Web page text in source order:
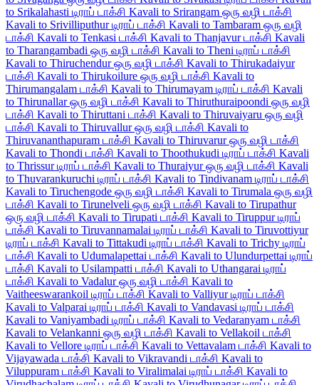
to Srikalahasti டிராப் டாக்சி Kavali to Srirangam ஒரு வழி டாக்சி
Kavali to Srivilliputhur டிராப் டாக்சி Kavali to Tambaram ஒரு வழி
டாக்சி Kavali to Tenkasi டாக்சி Kavali to Thanjavur டாக்சி Kavali
to Tharangambadi ஒரு வழி டாக்சி Kavali to Theni டிராப் டாக்சி
Kavali to Thiruchendur ஒரு வழி டாக்சி Kavali to Thirukadaiyur
டாக்சி Kavali to Thirukoilure ஒரு வழி டாக்சி Kavali to
Thirumangalam டாக்சி Kavali to Thirumayam டிராப் டாக்சி Kavali
to Thirunallar ஒரு வழி டாக்சி Kavali to Thiruthuraipoondi ஒரு வழி
டாக்சி Kavali to Thiruttani டாக்சி Kavali to Thiruvaiyaru ஒரு வழி
டாக்சி Kavali to Thiruvallur ஒரு வழி டாக்சி Kavali to
Thiruvananthapuram டாக்சி Kavali to Thiruvarur ஒரு வழி டாக்சி
Kavali to Thondi டாக்சி Kavali to Thoothukudi டிராப் டாக்சி Kavali
to Thrissur டிராப் டாக்சி Kavali to Thuraiyur ஒரு வழி டாக்சி Kavali
to Thuvarankuruchi டிராப் டாக்சி Kavali to Tindivanam டிராப் டாக்சி
Kavali to Tiruchengode ஒரு வழி டாக்சி Kavali to Tirumala ஒரு வழி
டாக்சி Kavali to Tirunelveli ஒரு வழி டாக்சி Kavali to Tirupathur
ஒரு வழி டாக்சி Kavali to Tirupati டாக்சி Kavali to Tiruppur டிராப்
டாக்சி Kavali to Tiruvannamalai டிராப் டாக்சி Kavali to Tiruvottiyur
டிராப் டாக்சி Kavali to Tittakudi டிராப் டாக்சி Kavali to Trichy டிராப்
டாக்சி Kavali to Udumalapettai டாக்சி Kavali to Ulundurpettai டிராப்
டாக்சி Kavali to Usilampatti டாக்சி Kavali to Uthangarai டிராப்
டாக்சி Kavali to Vadalur ஒரு வழி டாக்சி Kavali to
Vaitheeswarankoil டிராப் டாக்சி Kavali to Valliyur டிராப் டாக்சி
Kavali to Valparai டிராப் டாக்சி Kavali to Vandavasi டிராப் டாக்சி
Kavali to Vaniyambadi டிராப் டாக்சி Kavali to Vedaranyam டாக்சி
Kavali to Velankanni ஒரு வழி டாக்சி Kavali to Vellakoil டாக்சி
Kavali to Vellore டிராப் டாக்சி Kavali to Vettavalam டாக்சி Kavali to
Vijayawada டாக்சி Kavali to Vikravandi டாக்சி Kavali to
Viluppuram டாக்சி Kavali to Viralimalai டிராப் டாக்சி Kavali to